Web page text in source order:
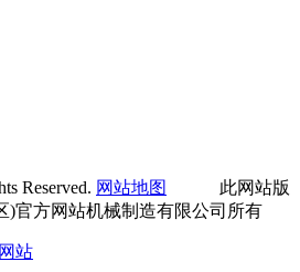
Reserved. 网站地图
此网站版
)官方网站机械制造有限公司所有